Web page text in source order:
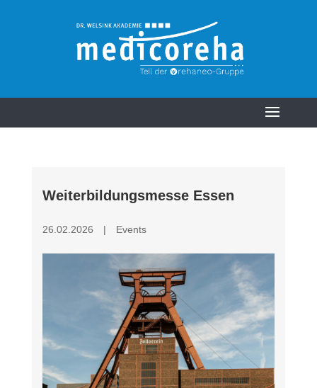
Weiterbildungsmesse Essen
26.02.2026 | Events